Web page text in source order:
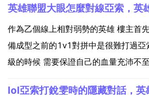
擊飛目標後，亞索才可以對目標使用
被動 可以恢復亞索被動的精神源泉。
作為乙個線上相對弱勢的英雄 樓主首
備成型之前的1v1對拼中是很難打過亞
級的時候 需要保證自己的血量充沛不
盡量捏在手裡 最好不要嘗試先手 等到